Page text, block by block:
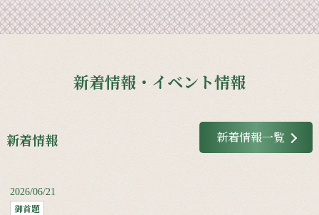
新着情報・イベント情報
新着情報 新着情報一覧
2026/06/21
御首題